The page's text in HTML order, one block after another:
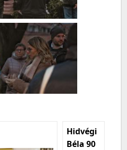
Hidvégi
Béla 90